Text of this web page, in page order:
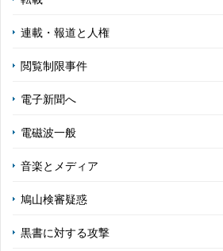
連載・報道と人権
閲覧制限事件
電子新聞へ
電磁波一般
音楽とメディア
鳩山検審疑惑
黒書に対する攻撃